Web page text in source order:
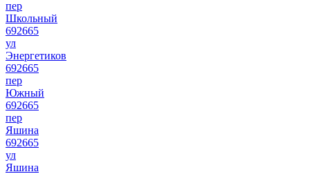
пер
Школьный
692665
ул
Энергетиков
692665
пер
Южный
692665
пер
Яшина
692665
ул
Яшина